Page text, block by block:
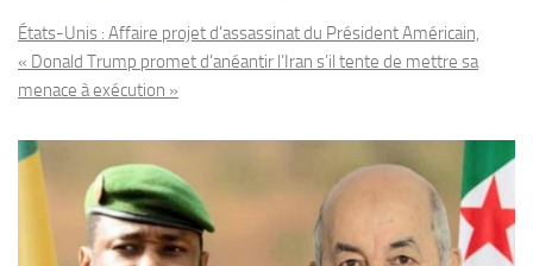
États-Unis : Affaire projet d’assassinat du Président Américain,
« Donald Trump promet d’anéantir l’Iran s’il tente de mettre sa
menace à exécution »